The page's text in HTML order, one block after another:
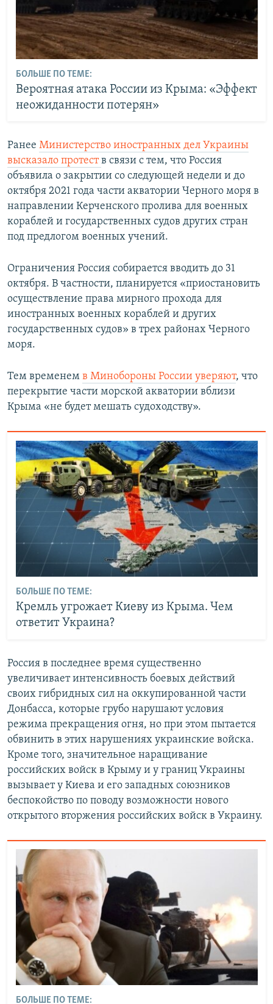
БОЛЬШЕ ПО ТЕМЕ:
Вероятная атака России из Крыма: «Эффект
неожиданности потерян»
Ранее Министерство иностранных дел Украины
высказало протеств связи с тем, что Россия
объявила о закрытии со следующей недели и до
октября 2021 года части акватории Черного моря в
направлении Керченского пролива для военных
кораблей и государственных судов других стран
под предлогом военных учений.
Ограничения Россия собирается вводить до 31
октября. В частности, планируется «приостановить
осуществление права мирного прохода для
иностранных военных кораблей и других
государственных судов» в трех районах Черного
моря.
Тем временем в Минобороны России уверяют, что
перекрытие части морской акватории вблизи
Крыма «не будет мешать судоходству».
БОЛЬШЕ ПО ТЕМЕ:
Кремль угрожает Киеву из Крыма. Чем
ответит Украина?
Россия в последнее время существенно
увеличивает интенсивность боевых действий
своих гибридных сил на оккупированной части
Донбасса, которые грубо нарушают условия
режима прекращения огня, но при этом пытается
обвинить в этих нарушениях украинские войска.
Кроме того, значительное наращивание
российских войск в Крыму и у границ Украины
вызывает у Киева и его западных союзников
беспокойство по поводу возможности нового
открытого вторжения российских войск в Украину.
БОЛЬШЕ ПО ТЕМЕ: